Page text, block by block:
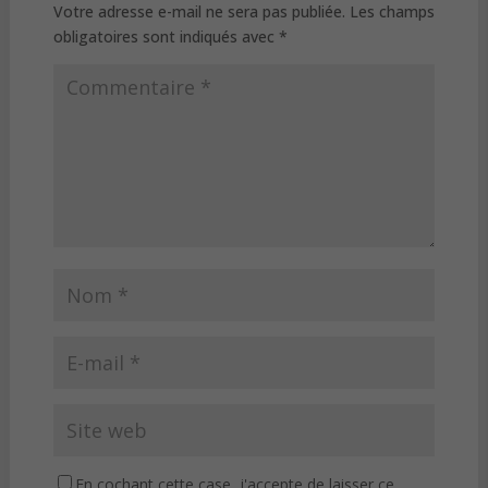
Votre adresse e-mail ne sera pas publiée. Les champs
obligatoires sont indiqués avec *